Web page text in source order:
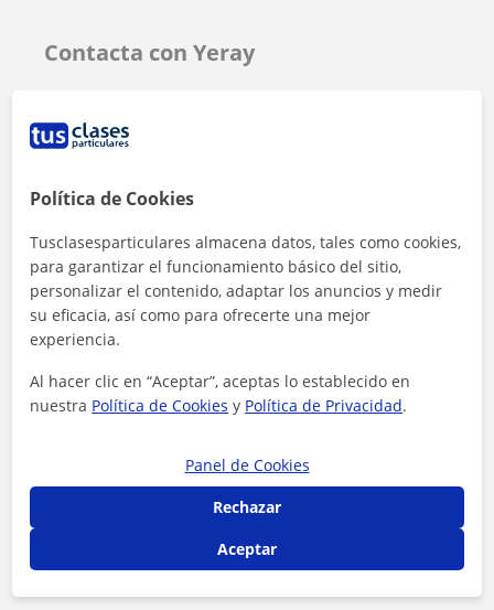
Contacta con Yeray
Al hacer clic, aceptas nuestro aviso legal
Contactar ahora
Política de Cookies
Tusclasesparticulares almacena datos, tales como cookies,
para garantizar el funcionamiento básico del sitio,
personalizar el contenido, adaptar los anuncios y medir
su eficacia, así como para ofrecerte una mejor
experiencia.
Al hacer clic en “Aceptar”, aceptas lo establecido en
nuestra Política de Cookies y Política de Privacidad.
Panel de Cookies
Rechazar
Aceptar